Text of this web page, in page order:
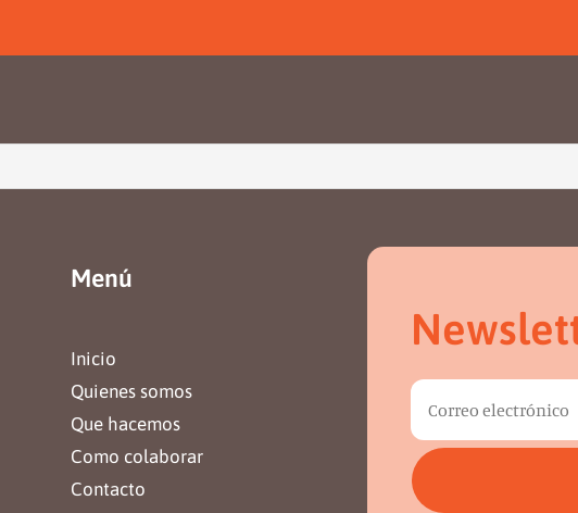
Menú
Inicio
Quienes somos
Que hacemos
Como colaborar
Contacto